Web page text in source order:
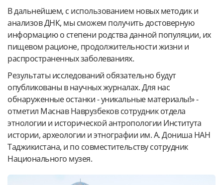
В дальнейшем, с использованием новых методик и
анализов ДНК, мы сможем получить достоверную
информацию о степени родства данной популяции, их
пищевом рационе, продолжительности жизни и
распространенных заболеваниях.
Результаты исследований обязательно будут
опубликованы в научных журналах. Для нас
обнаруженные останки - уникальные материалы!» -
отметил Маснав Наврузбеков сотрудник отдела
этнологии и исторической антропологии Института
истории, археологии и этнографии им. А. Дониша НАН
Таджикистана, и по совместительству сотрудник
Национального музея.